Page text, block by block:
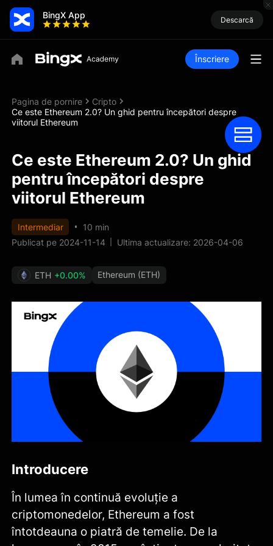
BingX App Descarcă
Înscriere
Pagina de pornire
Cripto
Ce este Ethereum 2.0? Un ghid pentru începători despre
viitorul Ethereum
Ce este Ethereum 2.0? Un ghid
pentru începători despre
viitorul Ethereum
Intermediar
10 min
Publicat pe 2024-11-14
Ultima actualizare: 2026-04-06
ETH +0.00% Ethereum (ETH)
Introducere
În lumea în continuă evoluție a
criptomonedelor, Ethereum a fost
întotdeauna o piatră de temelie. De la